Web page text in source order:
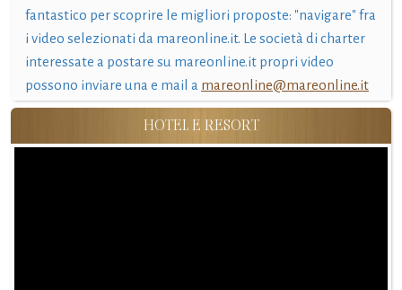
fantastico per scoprire le migliori proposte: "navigare" fra
i video selezionati da mareonline.it. Le società di charter
interessate a postare su mareonline.it propri video
possono inviare una e mail a mareonline@mareonline.it
HOTEL E RESORT